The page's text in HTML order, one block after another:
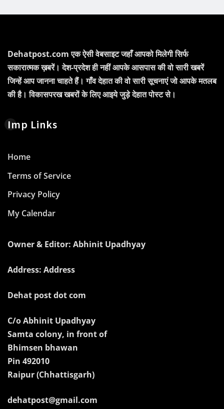
Dehatpost.com एक ऐसी वेबसाइट जहाँ आपको मिलेगी सिर्फ
सकारात्मक ख़बरें। देश-प्रदेश ही नहीं आपके आसपास की वो सारी खबरें
जिन्हें आप जानना चाहते हैं। गाँव देहात की वो सारी सूचनाएं जो आपके मतलब
की है। विकासपरख खबरों के लिए आइये जुड़े देहात पोस्ट से।
Imp Links
Home
Terms of Service
Privacy Policy
My Calendar
Owner & Editor: Abhinit Upadhyay
Address: Address
Dehat post dot com
C/o Abhinit Upadhyay
Samta colony, in front of
Bhimsen bhawan
Pin 492010
Raipur (Chhattisgarh)
dehatpost@gmail.com